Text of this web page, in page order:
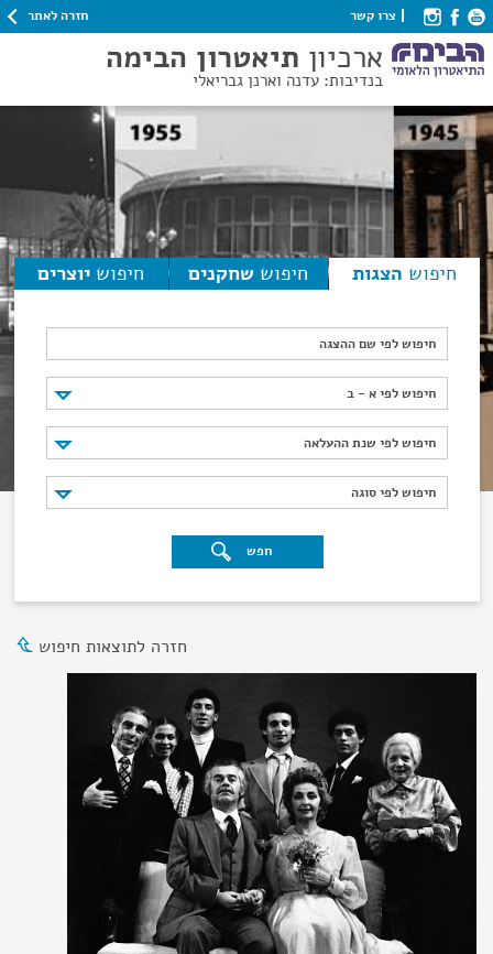
צרו קשר חזרה לאתר
ארכיון תיאטרון הבימה
בנדיבות: עדנה וארנן גבריאלי
חיפוש הצגות חיפוש שחקנים חיפוש יוצרים
חיפוש לפי שם ההצגה
חיפוש לפי א - ב
חיפוש לפי א - ב
חיפוש לפי שנת ההעלאה
חיפוש לפי שנת ההעלאה
חיפוש לפי סוגה
חיפוש לפי סוגה
חפש
חזרה לתוצאות חיפוש